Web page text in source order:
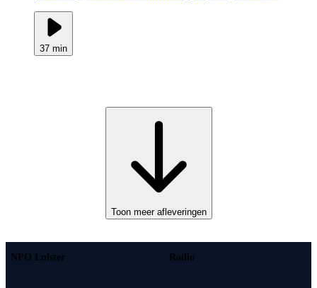
37 min
Toon meer afleveringen
NPO Luister Radio